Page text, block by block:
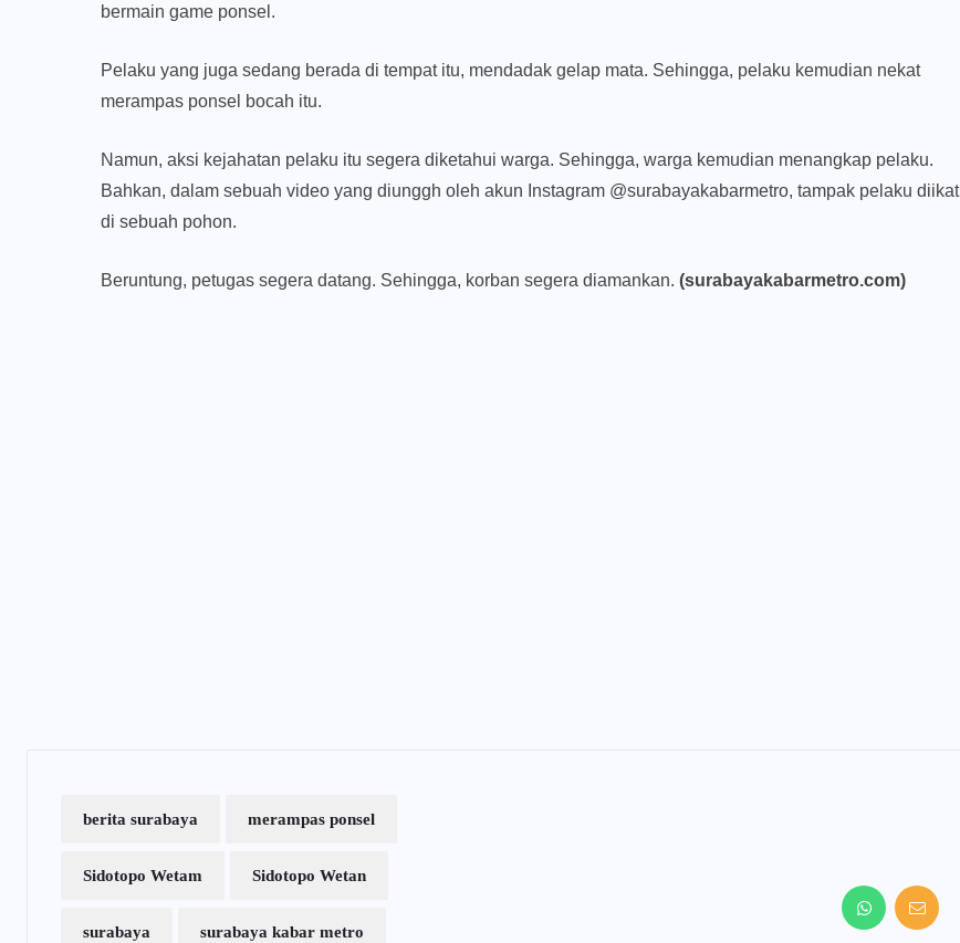
bermain game ponsel.
Pelaku yang juga sedang berada di tempat itu, mendadak gelap mata. Sehingga, pelaku kemudian nekat
merampas ponsel bocah itu.
Namun, aksi kejahatan pelaku itu segera diketahui warga. Sehingga, warga kemudian menangkap pelaku.
Bahkan, dalam sebuah video yang diunggh oleh akun Instagram @surabayakabarmetro, tampak pelaku diikat
di sebuah pohon.
Beruntung, petugas segera datang. Sehingga, korban segera diamankan. (surabayakabarmetro.com)
berita surabaya merampas ponsel
Sidotopo Wetam Sidotopo Wetan
surabaya surabaya kabar metro